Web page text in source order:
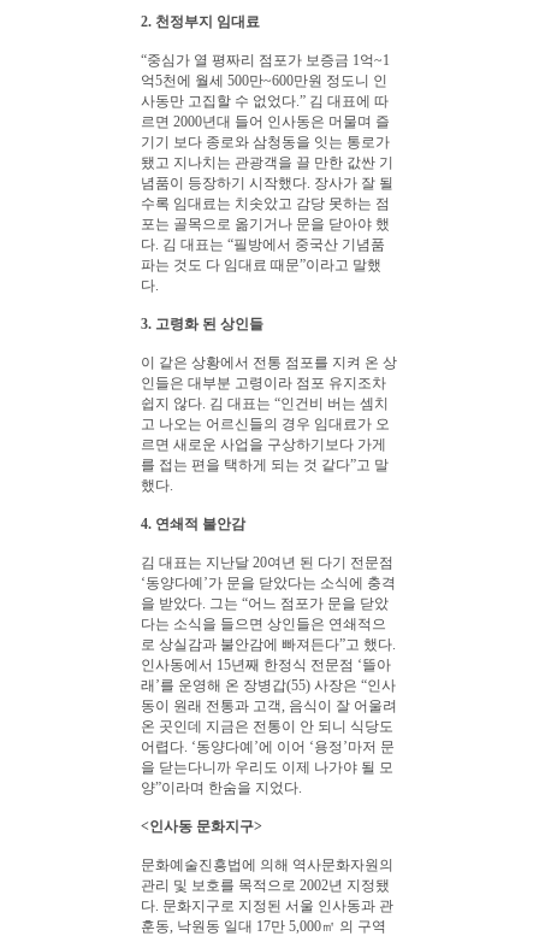
2. 천정부지 임대료
“중심가 열 평짜리 점포가 보증금 1억~1
억5천에 월세 500만~600만원 정도니 인
사동만 고집할 수 없었다.” 김 대표에 따
르면 2000년대 들어 인사동은 머물며 즐
기기 보다 종로와 삼청동을 잇는 통로가
됐고 지나치는 관광객을 끌 만한 값싼 기
념품이 등장하기 시작했다. 장사가 잘 될
수록 임대료는 치솟았고 감당 못하는 점
포는 골목으로 옮기거나 문을 닫아야 했
다. 김 대표는 “필방에서 중국산 기념품
파는 것도 다 임대료 때문”이라고 말했
다.
3. 고령화 된 상인들
이 같은 상황에서 전통 점포를 지켜 온 상
인들은 대부분 고령이라 점포 유지조차
쉽지 않다. 김 대표는 “인건비 버는 셈치
고 나오는 어르신들의 경우 임대료가 오
르면 새로운 사업을 구상하기보다 가게
를 접는 편을 택하게 되는 것 같다”고 말
했다.
4. 연쇄적 불안감
김 대표는 지난달 20여년 된 다기 전문점
‘동양다예’가 문을 닫았다는 소식에 충격
을 받았다. 그는 “어느 점포가 문을 닫았
다는 소식을 들으면 상인들은 연쇄적으
로 상실감과 불안감에 빠져든다”고 했다.
인사동에서 15년째 한정식 전문점 ‘뜰아
래’를 운영해 온 장병갑(55) 사장은 “인사
동이 원래 전통과 고객, 음식이 잘 어울려
온 곳인데 지금은 전통이 안 되니 식당도
어렵다. ‘동양다예’에 이어 ‘용정’마저 문
을 닫는다니까 우리도 이제 나가야 될 모
양”이라며 한숨을 지었다.
<인사동 문화지구>
문화예술진흥법에 의해 역사문화자원의
관리 및 보호를 목적으로 2002년 지정됐
다. 문화지구로 지정된 서울 인사동과 관
훈동, 낙원동 일대 17만 5,000㎡ 의 구역